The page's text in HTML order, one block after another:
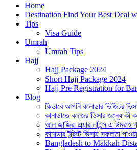
Home
Destination Find Your Best Deal
Tips
Visa Guide
Umrah
Umrah Tips
Hajj
Hajj Package 2024
Short Hajj Package 2024
Hajj Pre Registration for
Blog
কিভাবে আপনি কানাডার ভিজিটর
কানাডাতে কাজের ভিসার জন্যে কী
আল জাজিরা এয়ার লাইন্স এ উমরাহ
কানাডার টুরিস্ট ভিসায় সফলতা
Bangladesh to Makkah